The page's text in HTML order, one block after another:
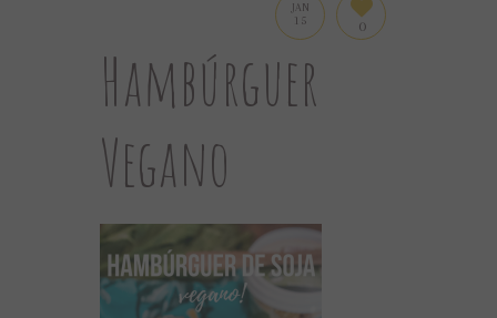
JAN
15 0
Hambúrguer
Vegano